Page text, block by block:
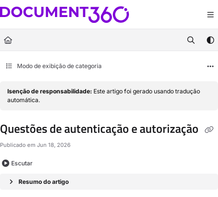
Documentation Index
Fetch the complete documentation index at:https://docs.document360.com/
Use this file to discover all available pages before exploring further.
Modo de exibição de categoria
Isenção de responsabilidade: Este artigo foi gerado usando tradução
automática.
Questões de autenticação e autorização
Publicado em Jun 18, 2026
Escutar
Resumo do artigo